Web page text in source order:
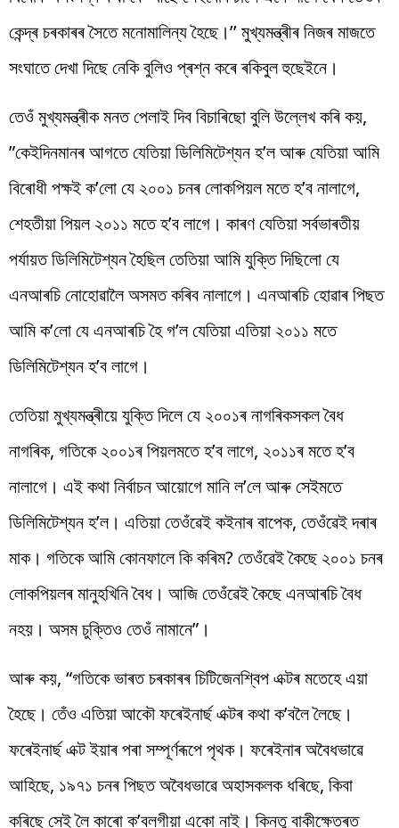
কেন্দ্ৰ চৰকাৰৰ সৈতে মনোমালিন্য হৈছে।’’ মুখ্যমন্ত্ৰীৰ নিজৰ মাজতে
সংঘাতে দেখা দিছে নেকি বুলিও প্ৰশ্ন কৰে ৰকিবুল হুছেইনে।
তেওঁ মুখ্যমন্ত্ৰীক মনত পেলাই দিব বিচাৰিছো বুলি উল্লেখ কৰি কয়,
”কেইদিনমানৰ আগতে যেতিয়া ডিলিমিটেশ্যন হ’ল আৰু যেতিয়া আমি
বিৰোধী পক্ষই ক’লো যে ২০০১ চনৰ লোকপিয়ল মতে হ’ব নালাগে,
শেহতীয়া পিয়ল ২০১১ মতে হ’ব লাগে। কাৰণ যেতিয়া সৰ্বভাৰতীয়
পৰ্যায়ত ডিলিমিটেশ্যন হৈছিল তেতিয়া আমি যুক্তি দিছিলো যে
এনআৰচি নোহোৱালৈ অসমত কৰিব নালাগে। এনআৰচি হোৱাৰ পিছত
আমি ক’লো যে এনআৰচি হৈ গ’ল যেতিয়া এতিয়া ২০১১ মতে
ডিলিমিটেশ্যন হ’ব লাগে।
তেতিয়া মুখ্যমন্ত্ৰীয়ে যুক্তি দিলে যে ২০০১ৰ নাগৰিকসকল বৈধ
নাগৰিক, গতিকে ২০০১ৰ পিয়লমতে হ’ব লাগে, ২০১১ৰ মতে হ’ব
নালাগে। এই কথা নিৰ্বাচন আয়োগে মানি ল’লে আৰু সেইমতে
ডিলিমিটেশ্যন হ’ল। এতিয়া তেওঁৱেই কইনাৰ বাপেক, তেওঁৱেই দৰাৰ
মাক। গতিকে আমি কোনফালে কি কৰিম? তেওঁৱেই কৈছে ২০০১ চনৰ
লোকপিয়লৰ মানুহখিনি বৈধ। আজি তেওঁৱেই কৈছে এনআৰচি বৈধ
নহয়। অসম চুক্তিও তেওঁ নামানে”।
আৰু কয়, “গতিকে ভাৰত চৰকাৰৰ চিটিজেনশ্বিপ এক্টৰ মতেহে এয়া
হৈছে। তেঁও এতিয়া আকৌ ফৰেইনাৰ্ছ এক্টৰ কথা ক’বলৈ লৈছে।
ফৰেইনাৰ্ছ এক্ট ইয়াৰ পৰা সম্পূৰ্ণৰূপে পৃথক। ফৰেইনাৰ অবৈধভাৱে
আহিছে, ১৯৭১ চনৰ পিছত অবৈধভাৱে অহাসকলক ধৰিছে, কিবা
কৰিছে সেই লৈ কাৰো ক’বলগীয়া একো নাই। কিন্তু বাকীক্ষেত্ৰত